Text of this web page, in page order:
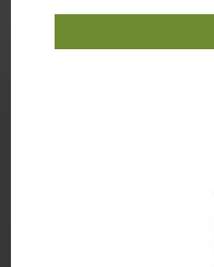
Dressing
Rotkohl-Steaks mit
Sauerteigbrot ohne
Scharfe Gemüse-
Scharfe Sambal-
Scharfe Udon-Tofu-
Schneller